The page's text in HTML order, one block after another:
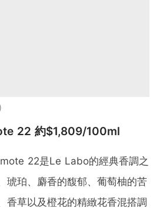
22 約$1,809/100ml
22是Le Labo的經典香調之
琥珀、麝香的馥郁、葡萄柚的苦
香草以及橙花的精緻花香混搭調